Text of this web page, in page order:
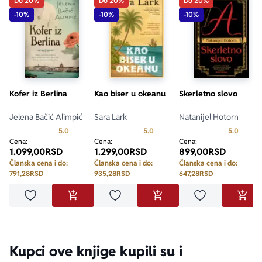
-10%
Kofer iz Berlina
Jelena Bačić Alimpić
5.0 Prosecna ocena je 5.0 od 5
Cena:
1.099,00RSD
Članska cena i do:
791,28RSD
Dodaj u omiljeneDODAJ U KORPU
-10%
Kao biser u okeanu
Sara Lark
5.0 Prosecna ocena je 5.0 od 5
Cena:
1.299,00RSD
Članska cena i do:
935,28RSD
Dodaj u omiljeneDODAJ U KORPU
-10%
Skerletno slovo
Natanijel Hotorn
5.0
Cena:
899,00RSD
Članska cena i do:
647,28RSD
Dodaj u
Kupci ove knjige kupili su i